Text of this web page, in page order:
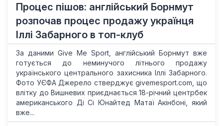
Процес пішов: англійський Борнмут
розпочав процес продажу українця
Іллі Забарного в топ-клуб
За даними Give Me Sport, англійський Борнмут вже
готується до неминучого літнього продажу
українського центрального захисника Іллі Забарного.
Фото УЄФА Джерело стверджує givemesport.com, що
влітку до Вишневих приєднається 18-річний центрбек
американського Ді Сі Юнайтед Матаї Акінбоні, який
вже...